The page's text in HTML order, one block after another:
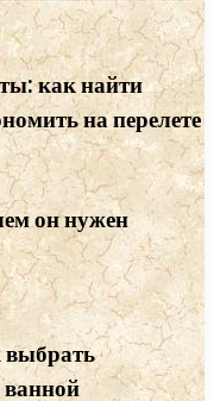
как найти
на перелете
он нужен
выбрать